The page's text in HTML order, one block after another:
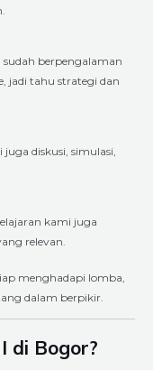
berpengalaman
jadi tahu strategi dan
diskusi, simulasi,
kami juga
relevan.
menghadapi lomba,
dalam berpikir.
di Bogor?